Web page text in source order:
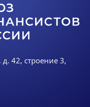
42, строение 3,